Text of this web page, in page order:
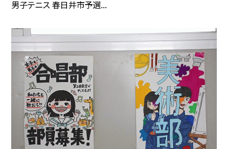
男子テニス 春日井市予選...